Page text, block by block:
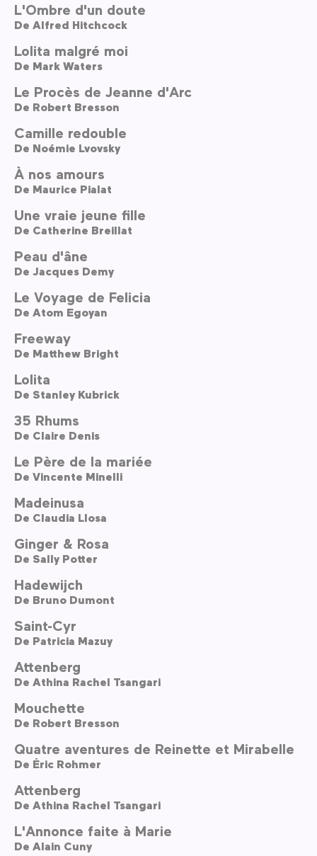
L'Ombre d'un doute
De Alfred Hitchcock
Lolita malgré moi
De Mark Waters
Le Procès de Jeanne d'Arc
De Robert Bresson
Camille redouble
De Noémie Lvovsky
À nos amours
De Maurice Pialat
Une vraie jeune fille
De Catherine Breillat
Peau d'âne
De Jacques Demy
Le Voyage de Felicia
De Atom Egoyan
Freeway
De Matthew Bright
Lolita
De Stanley Kubrick
35 Rhums
De Claire Denis
Le Père de la mariée
De Vincente Minelli
Madeinusa
De Claudia Llosa
Ginger & Rosa
De Sally Potter
Hadewijch
De Bruno Dumont
Saint-Cyr
De Patricia Mazuy
Attenberg
De Athina Rachel Tsangari
Mouchette
De Robert Bresson
Quatre aventures de Reinette et Mirabelle
De Éric Rohmer
Attenberg
De Athina Rachel Tsangari
L'Annonce faite à Marie
De Alain Cuny